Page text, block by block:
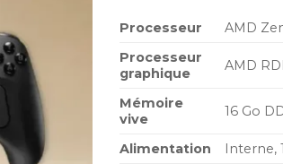
Processeur
AMD
Processeur
graphique
AMD
Mémoire
vive
16 Go
Alimentation Interne,